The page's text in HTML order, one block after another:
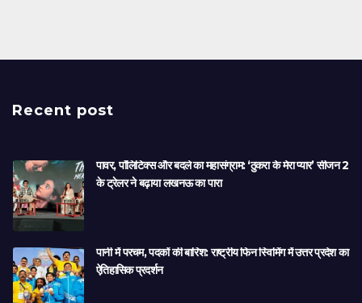
Recent post
पावर, पॉलिटिक्स और बदले का महासंग्राम: ‘ठुकरा के मेरा प्यार’ सीजन 2
के ट्रेलर ने बढ़ाया लखनऊ का पारा
पानी में परचम, पदकों की बारिश: राष्ट्रीय फिन स्विमिंग में उत्तर प्रदेश का
ऐतिहासिक प्रदर्शन